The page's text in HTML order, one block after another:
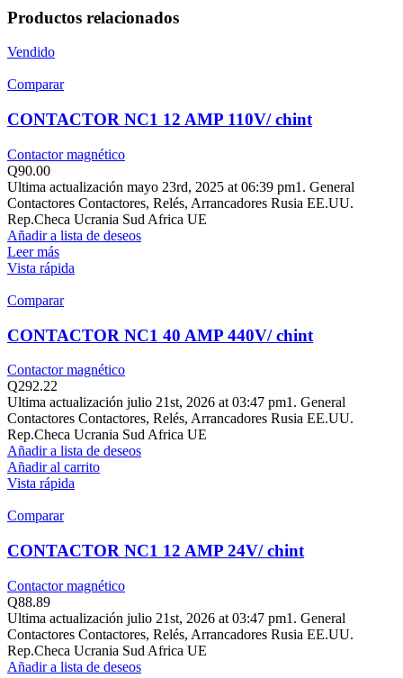
Productos relacionados
Vendido
Comparar
CONTACTOR NC1 12 AMP 110V/ chint
Contactor magnético
Q90.00
Ultima actualización mayo 23rd, 2025 at 06:39 pm1. General
Contactores Contactores, Relés, Arrancadores Rusia EE.UU.
Rep.Checa Ucrania Sud Africa UE
Añadir a lista de deseos
Leer más
Vista rápida
Comparar
CONTACTOR NC1 40 AMP 440V/ chint
Contactor magnético
Q292.22
Ultima actualización julio 21st, 2026 at 03:47 pm1. General
Contactores Contactores, Relés, Arrancadores Rusia EE.UU.
Rep.Checa Ucrania Sud Africa UE
Añadir a lista de deseos
Añadir al carrito
Vista rápida
Comparar
CONTACTOR NC1 12 AMP 24V/ chint
Contactor magnético
Q88.89
Ultima actualización julio 21st, 2026 at 03:47 pm1. General
Contactores Contactores, Relés, Arrancadores Rusia EE.UU.
Rep.Checa Ucrania Sud Africa UE
Añadir a lista de deseos